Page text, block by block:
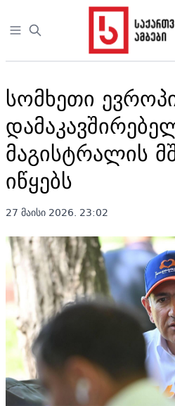
Open sidebar
სომხეთი
მაგისტრალის
იწყებს
27 მაისი 2026. 23:02